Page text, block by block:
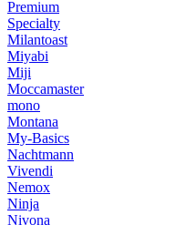
Premium
Specialty
Milantoast
Miyabi
Miji
Moccamaster
mono
Montana
My-Basics
Nachtmann
Vivendi
Nemox
Ninja
Nivona